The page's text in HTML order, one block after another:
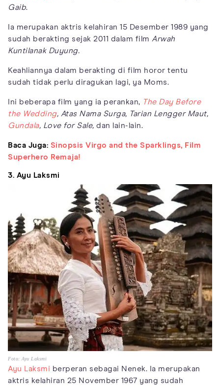
Gaib.
Ia merupakan aktris kelahiran 15 Desember 1989 yang
sudah berakting sejak 2011 dalam film Arwah
Kuntilanak Duyung.
Keahliannya dalam berakting di film horor tentu
sudah tidak perlu diragukan lagi, ya Moms.
Ini beberapa film yang ia perankan, The Day Before
the Wedding, Atas Nama Surga, Tarian Lengger Maut,
Gundala, Love for Sale, dan lain-lain.
Baca Juga: Sinopsis Virgo and the Sparklings, Film
Superhero Remaja!
3. Ayu Laksmi
Foto: Ayu Laksmi
Ayu Laksmi berperan sebagai Nenek. Ia merupakan
aktris kelahiran 25 November 1967 yang sudah